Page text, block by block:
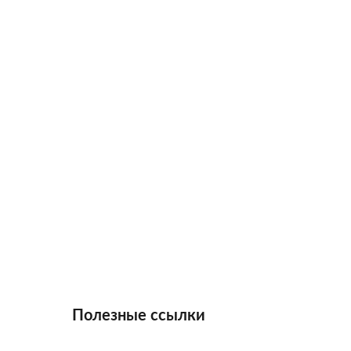
Полезные ссылки